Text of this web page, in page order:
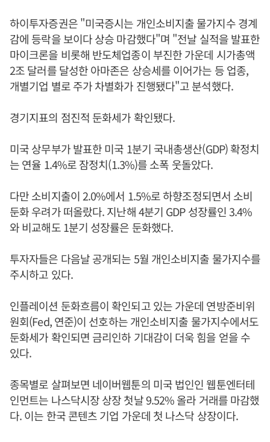
하이투자증권은 "미국증시는 개인소비지출 물가지수 경계
감에 등락을 보이다 상승 마감했다"며 "전날 실적을 발표한
마이크론을 비롯해 반도체업종이 부진한 가운데 시가총액
2조 달러를 달성한 아마존은 상승세를 이어가는 등 업종,
개별기업 별로 주가 차별화가 진행됐다"고 분석했다.
경기지표의 점진적 둔화세가 확인됐다.
미국 상무부가 발표한 미국 1분기 국내총생산(GDP) 확정치
는 연율 1.4%로 잠정치(1.3%)를 소폭 웃돌았다.
다만 소비지출이 2.0%에서 1.5%로 하향조정되면서 소비
둔화 우려가 떠올랐다. 지난해 4분기 GDP 성장률인 3.4%
와 비교해도 1분기 성장률은 둔화했다.
투자자들은 다음날 공개되는 5월 개인소비지출 물가지수를
주시하고 있다.
인플레이션 둔화흐름이 확인되고 있는 가운데 연방준비위
원회(Fed, 연준)이 선호하는 개인소비지출 물가지수에서도
둔화세가 확인되면 금리인하 기대감이 더욱 힘을 얻을 수
있다.
종목별로 살펴보면 네이버웹툰의 미국 법인인 웹툰엔터테
인먼트는 나스닥시장 상장 첫날 9.52% 올라 거래를 마감했
다. 이는 한국 콘텐츠 기업 가운데 첫 나스닥 상장이다.